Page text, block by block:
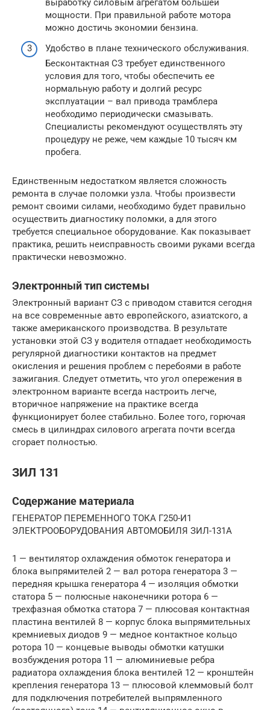
выработку силовым агрегатом большей
мощности. При правильной работе мотора
можно достичь экономии бензина.
Удобство в плане технического обслуживания.
Бесконтактная СЗ требует единственного
условия для того, чтобы обеспечить ее
нормальную работу и долгий ресурс
эксплуатации – вал привода трамблера
необходимо периодически смазывать.
Специалисты рекомендуют осуществлять эту
процедуру не реже, чем каждые 10 тысяч км
пробега.
Единственным недостатком является сложность
ремонта в случае поломки узла. Чтобы произвести
ремонт своими силами, необходимо будет правильно
осуществить диагностику поломки, а для этого
требуется специальное оборудование. Как показывает
практика, решить неисправность своими руками всегда
практически невозможно.
Электронный тип системы
Электронный вариант СЗ с приводом ставится сегодня
на все современные авто европейского, азиатского, а
также американского производства. В результате
установки этой СЗ у водителя отпадает необходимость
регулярной диагностики контактов на предмет
окисления и решения проблем с перебоями в работе
зажигания. Следует отметить, что угол опережения в
электронном варианте всегда настроить легче,
вторичное напряжение на практике всегда
функционирует более стабильно. Более того, горючая
смесь в цилиндрах силового агрегата почти всегда
сгорает полностью.
ЗИЛ 131
Содержание материала
ГЕНЕРАТОР ПЕРЕМЕННОГО ТОКА Г250-И1
ЭЛЕКТРООБОРУДОВАНИЯ АВТОМОБИЛЯ ЗИЛ-131А
1 — вентилятор охлаждения обмоток генератора и
блока выпрямителей 2 — вал ротора генератора 3 —
передняя крышка генератора 4 — изоляция обмотки
статора 5 — полюсные наконечники ротора 6 —
трехфазная обмотка статора 7 — плюсовая контактная
пластина вентилей 8 — корпус блока выпрямительных
кремниевых диодов 9 — медное контактное кольцо
ротора 10 — концевые выводы обмотки катушки
возбуждения ротора 11 — алюминиевые ребра
радиатора охлаждения блока вентилей 12 — кронштейн
крепления генератора 13 — плюсовой клеммовый болт
для подключения потребителей выпрямленного